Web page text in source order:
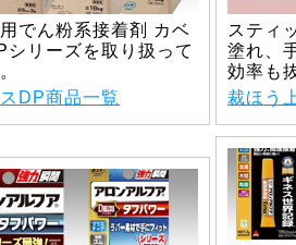
でん粉系接着剤 カベ
シリーズを取り扱って
DP商品一覧
スティ
塗れ、
効率も
裁ほう